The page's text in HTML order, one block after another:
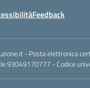
Feedback
- Posta elettronica
93049170777 - Codice